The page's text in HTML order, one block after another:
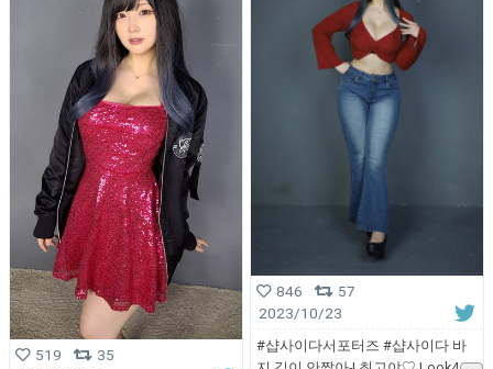
519
35
846
57
2023/10/23
#샵사이다서포터즈 #샵사이다 바